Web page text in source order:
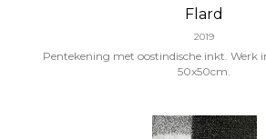
Flard
2019
Pentekening met oostindische inkt. Werk
50x50cm.